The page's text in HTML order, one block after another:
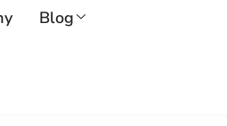
Blog